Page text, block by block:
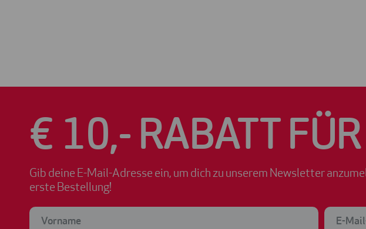
€ 10,- RABATT
Gib deine E-Mail-Adresse ein, um dich zu unserem Newsletter
erste Bestellung!